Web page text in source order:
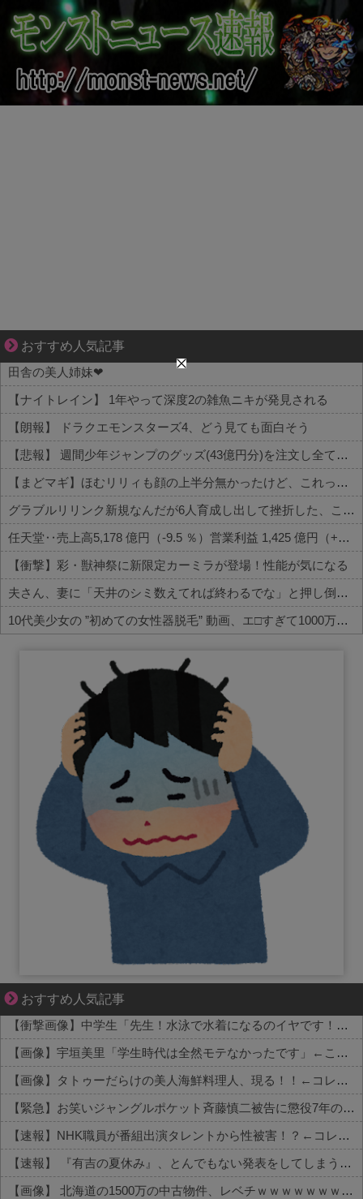
おすすめ人気記事
不器用な二人が辿り着いた、切なく温かい恋物語
田舎の美人姉妹❤
【ナイトレイン】 1年やって深度2の雑魚ニキが発見される
【朗報】 ドラクエモンスターズ4、どう見ても面白そう
【悲報】 週間少年ジャンプのグッズ(43億円分)を注文し全てキャンセルした女逮捕ｗｗｗｗｗｗｗｗ
【まどマギ】ほむリリィも顔の上半分無かったけど、これって何かの伏線だったりするのかな…
グラブルリリンク新規なんだが6人育成し出して挫折した、これ全キャラ育成するのにどんだけかかるの？
任天堂‥売上高5,178 億円（-9.5 ％）営業利益 1,425 億円（+150.5 %）
【衝撃】彩・獣神祭に新限定カーミラが登場！性能が気になる
夫さん、妻に「天井のシミ数えてれば終わるでな」と押し倒されて性行為 → 凄いことになるｗｗｗｗｗ
10代美少女の ”初めての女性器脱毛” 動画、エ□すぎて1000万再生される・・・
おすすめ人気記事
三十路女子の仕事と恋、その先にあった本音
【衝撃画像】中学生「先生！水泳で水着になるのイヤです！」先生「分かった」→結果まさかの『こう』なってしまうw w w w w w w
【画像】宇垣美里「学生時代は全然モテなかったです」←これほんまかぁ？w w w w w w w w
【画像】タトゥーだらけの美人海鮮料理人、現る！！←コレはセクシー過ぎてワイらにブッ刺さりまくりw w w w w w w w w
【緊急】お笑いジャングルポケット斉藤慎二被告に懲役7年の求刑←これ…
【速報】NHK職員が番組出演タレントから性被害！？←コレマジならヤバくねーか？
【速報】 『有吉の夏休み』、とんでもない発表をしてしまう！！！！！
【画像】 北海道の1500万の中古物件、レベチｗｗｗｗｗｗｗｗｗｗｗｗｗｗｗｗｗｗｗｗ